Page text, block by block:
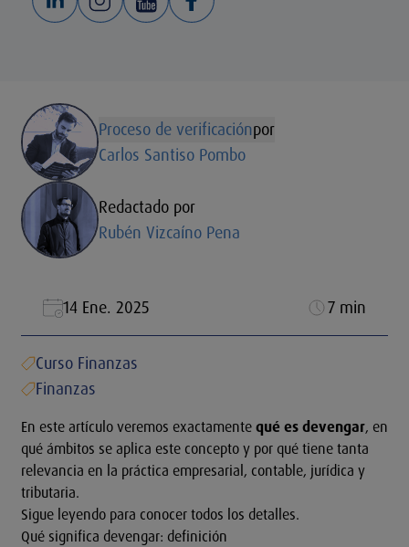
Proceso de verificaciónpor
Carlos Santiso Pombo
Redactado por
Rubén Vizcaíno Pena
14 Ene. 2025 7 min
Curso Finanzas
Finanzas
En este artículo veremos exactamentequé es devengar, en
qué ámbitos se aplica este concepto y por qué tiene tanta
relevancia en la práctica empresarial, contable, jurídica y
tributaria.
Sigue leyendo para conocer todos los detalles.
Qué significa devengar: definición